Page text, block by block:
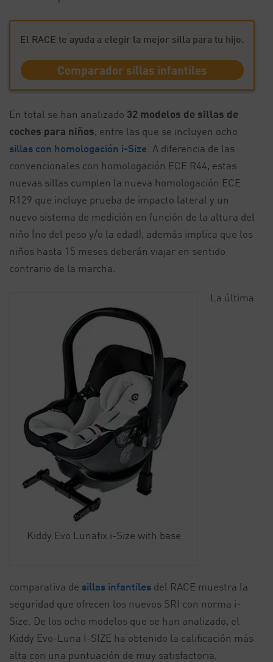
El RACE te ayuda a elegir la mejor silla para tu hijo.
Comparador sillas infantiles
En total se han analizado 32 modelos de sillas de
coches para niños, entre las que se incluyen ocho
sillas con homologación i-Size . A diferencia de las
convencionales con homologación ECE R44, estas
nuevas sillas cumplen la nueva homologación ECE
R129 que incluye prueba de impacto lateral y un
nuevo sistema de medición en función de la altura del
niño (no del peso y/o la edad), además implica que los
niños hasta 15 meses deberán viajar en sentido
contrario de la marcha.
Kiddy Evo Lunafix i-Size with base
La última
comparativa de sillas infantiles del RACE muestra la
seguridad que ofrecen los nuevos SRI con norma i-
Size. De los ocho modelos que se han analizado, el
Kiddy Evo-Luna I-SIZE ha obtenido la calificación más
alta con una puntuación de muy satisfactoria,